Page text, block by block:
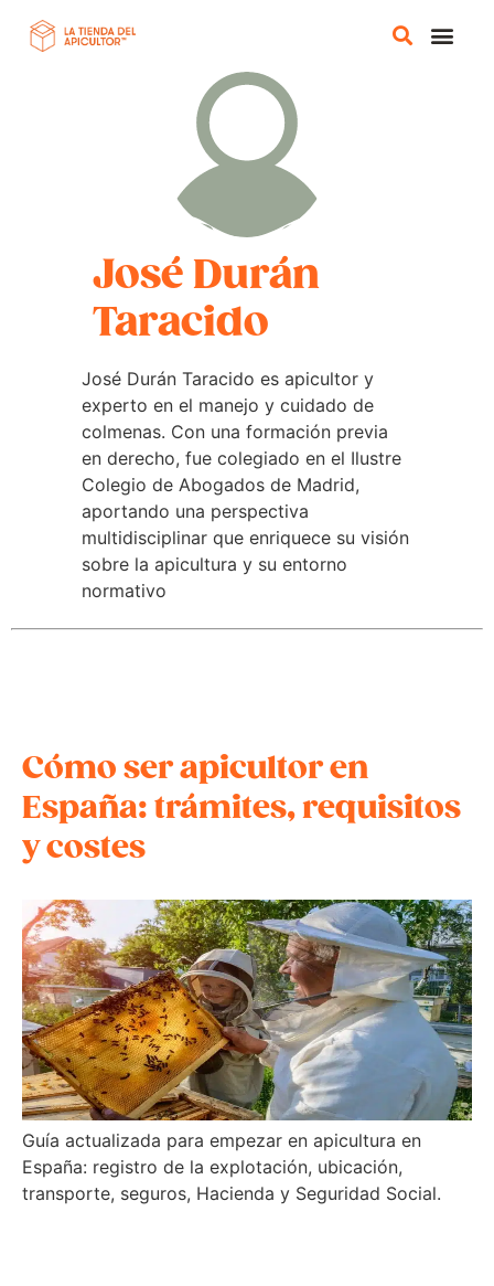
José Durán
Taracido
José Durán Taracido es apicultor y
experto en el manejo y cuidado de
colmenas. Con una formación previa
en derecho, fue colegiado en el Ilustre
Colegio de Abogados de Madrid,
aportando una perspectiva
multidisciplinar que enriquece su visión
sobre la apicultura y su entorno
normativo
Cómo ser apicultor en
España: trámites, requisitos
y costes
Guía actualizada para empezar en apicultura en
España: registro de la explotación, ubicación,
transporte, seguros, Hacienda y Seguridad Social.